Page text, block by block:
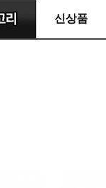
신상품